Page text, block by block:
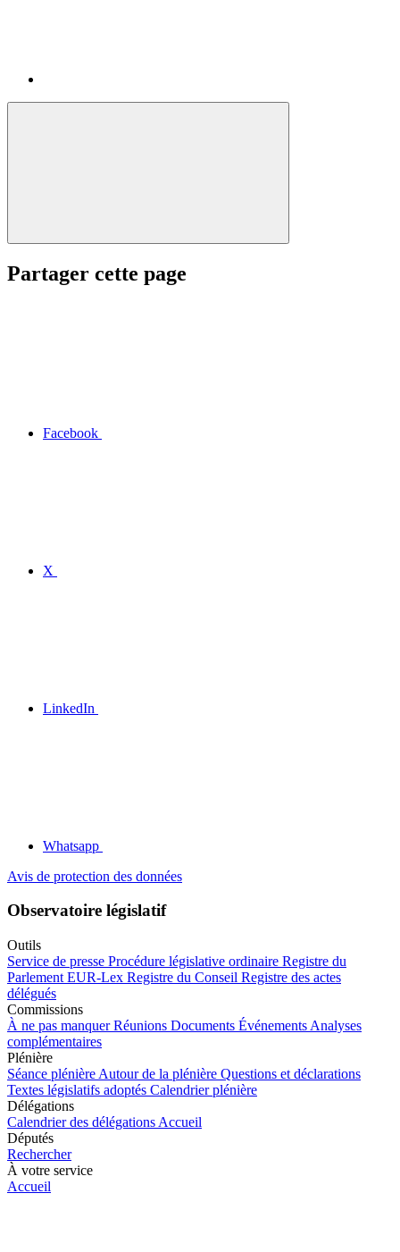
Partager cette page
Facebook
X
LinkedIn
Whatsapp
Avis de protection des données
Observatoire législatif
Outils
Service de presse Procédure législative ordinaire Registre du
Parlement EUR-Lex Registre du Conseil Registre des actes
délégués
Commissions
À ne pas manquer Réunions Documents Événements Analyses
complémentaires
Plénière
Séance plénière Autour de la plénière Questions et déclarations
Textes législatifs adoptés Calendrier plénière
Délégations
Calendrier des délégations Accueil
Députés
Rechercher
À votre service
Accueil